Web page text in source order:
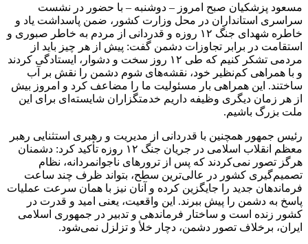
مسعود پزشکیان صبح امروز – دوشنبه – با حضور در نشست
سراسری استانداران در محل وزارت کشور، ضمن پاسداشت یاد و
خاطره شهدای جنگ ۱۲ روزه و قدردانی از مردم به خاطر صبوری و
استقامت در برابر تجاوزات دشمن گفت: پیش از هر چیز باید از
مردمی تشکر کنیم که طی ۱۲ روز سخت و دشوار، ایستادگی کردند
و با همراهی کم‌نظیر خود، نقشه‌های شوم دشمن را نقش بر آب
ساختند. این همراهی بار مسئولیت ما را مضاعف کرد و امروز بیش
از هر زمان دیگری وظیفه داریم خدمتگزاران شایسته‌ای برای این
ملت بزرگ باشیم.
رئیس جمهور همچنین با قدردانی از مدیریت و رهبری استثنایی رهبر
معظم انقلاب اسلامی در جریان جنگ ۱۲ روزه تأکید کرد: دشمنان
هرگز تصور نمی‌کردند که پس از ترورهای ناجوانمردانه، نظام
تصمیم‌گیری کشور در عالی‌ترین سطح، بتواند ظرف چند ساعت
فرماندهان جدید را جایگزین کرده و آنان نیز با همان سرعت عملیات
پاسخ به دشمن را پیش ببرند. این واقعیت، یعنی امید و قدرت در
کشور زنده است و ساختار فرماندهی و تدبیر در جمهوری اسلامی
ایران، برخلاف تصور دشمن، دچار خلأ و تزلزل نمی‌شود.